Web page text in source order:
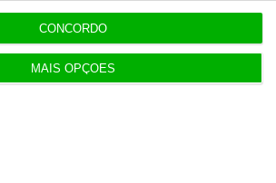
MAIS OPÇÕES
CONCORDO
mundo da Capital Verde.
Subscrever